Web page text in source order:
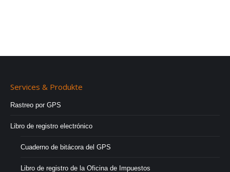
Services & Produkte
Rastreo por GPS
Libro de registro electrónico
Cuaderno de bitácora del GPS
Libro de registro de la Oficina de Impuestos